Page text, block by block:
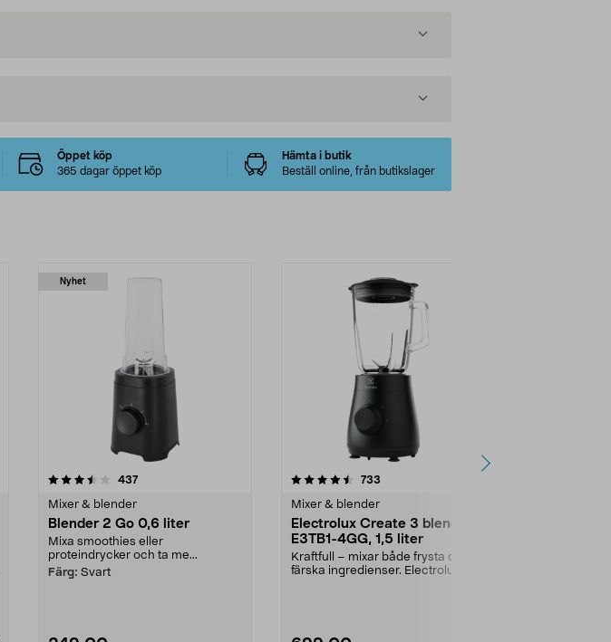
Öppet köp
365 dagar öppet köp
Hämta i butik
Beställ online, från butikslager
Nyhet
437recensioner
Mixer & blender
Blender 2 Go 0,6 liter
Mixa smoothies eller
proteindrycker och ta me...
Färg: Svart
4.5 av 5 stjärnor 733
Mixer & blender
Electrolux Create 3 blender,
E3TB1-4GG, 1,5 liter
Kraftfull – mixar både frysta och
färska ingredienser. Electrolux
4.0 av 5 stjärnor